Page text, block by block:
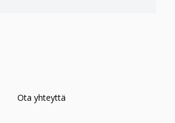
Ota yhteyttä